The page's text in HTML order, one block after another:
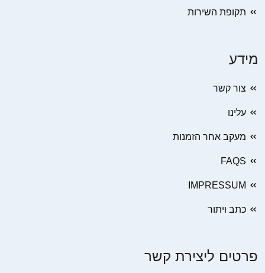
תקופת השירות
מידע
צור קשר
עלינו
מעקב אחר הזמנות
FAQS
IMPRESSUM
כתב ויתור
פרטים ליצירת קשר